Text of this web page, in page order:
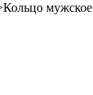
Кольцо мужское